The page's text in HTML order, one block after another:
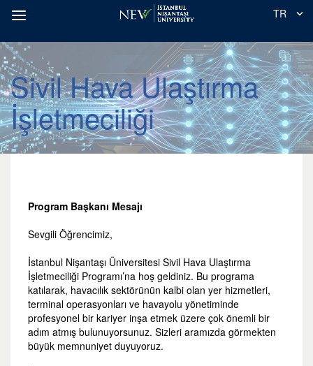
TR
Sivil Hava Ulaştırma
İşletmeciliği
Program Başkanı Mesajı
Sevgili Öğrencimiz,
İstanbul Nişantaşı Üniversitesi Sivil Hava Ulaştırma
İşletmeciliği Programı’na hoş geldiniz. Bu programa
katılarak, havacılık sektörünün kalbi olan yer hizmetleri,
terminal operasyonları ve havayolu yönetiminde
profesyonel bir kariyer inşa etmek üzere çok önemli bir
adım atmış bulunuyorsunuz. Sizleri aramızda görmekten
büyük memnuniyet duyuyoruz.